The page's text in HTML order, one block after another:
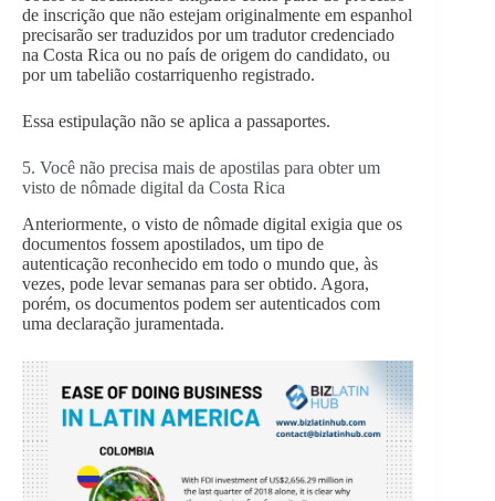
de inscrição que não estejam originalmente em espanhol
precisarão ser traduzidos por um tradutor credenciado
na Costa Rica ou no país de origem do candidato, ou
por um tabelião costarriquenho registrado.
Essa estipulação não se aplica a passaportes.
5. Você não precisa mais de apostilas para obter um
visto de nômade digital da Costa Rica
Anteriormente, o visto de nômade digital exigia que os
documentos fossem apostilados, um tipo de
autenticação reconhecido em todo o mundo que, às
vezes, pode levar semanas para ser obtido. Agora,
porém, os documentos podem ser autenticados com
uma declaração juramentada.